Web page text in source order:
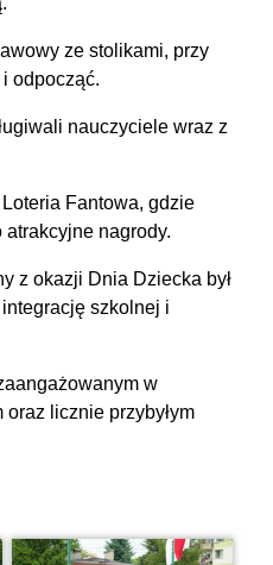
ze stolikami, przy
i odpocząć.
nauczyciele wraz z
Fantowa, gdzie
atrakcyjne nagrody.
Dnia Dziecka był
szkolnej i
w
licznie przybyłym